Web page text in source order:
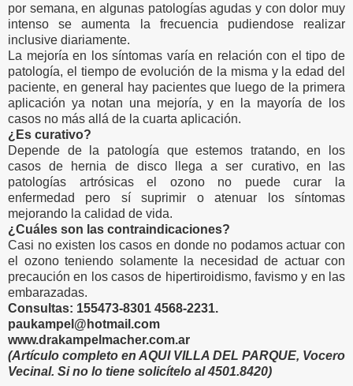
por semana, en algunas patologías agudas y con dolor muy
intenso se aumenta la frecuencia pudiendose realizar
inclusive diariamente.
La mejoría en los síntomas varía en relación con el tipo de
patología, el tiempo de evolución de la misma y la edad del
paciente, en general hay pacientes que luego de la primera
aplicación ya notan una mejoría, y en la mayoría de los
casos no más allá de la cuarta aplicación.
¿Es curativo?
Depende de la patología que estemos tratando, en los
casos de hernia de disco llega a ser curativo, en las
patologías artrósicas el ozono no puede curar la
enfermedad pero sí suprimir o atenuar los síntomas
mejorando la calidad de vida.
¿Cuáles son las contraindicaciones?
Casi no existen los casos en donde no podamos actuar con
el ozono teniendo solamente la necesidad de actuar con
precaución en los casos de hipertiroidismo, favismo y en las
embarazadas.
Consultas: 155473-8301 4568-2231.
paukampel@hotmail.com
www.drakampelmacher.com.ar
(Artículo completo en AQUI VILLA DEL PARQUE, Vocero
Vecinal. Si no lo tiene solicítelo al 4501.8420)